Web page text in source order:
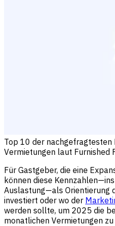
Top 10 der
Vermietungen laut Furnished
Für Gastgeber, die eine
können diese
Auslastung—als Orientierung
investiert oder wo der
werden sollte, um 2025 die
monatlichen Vermietungen zu